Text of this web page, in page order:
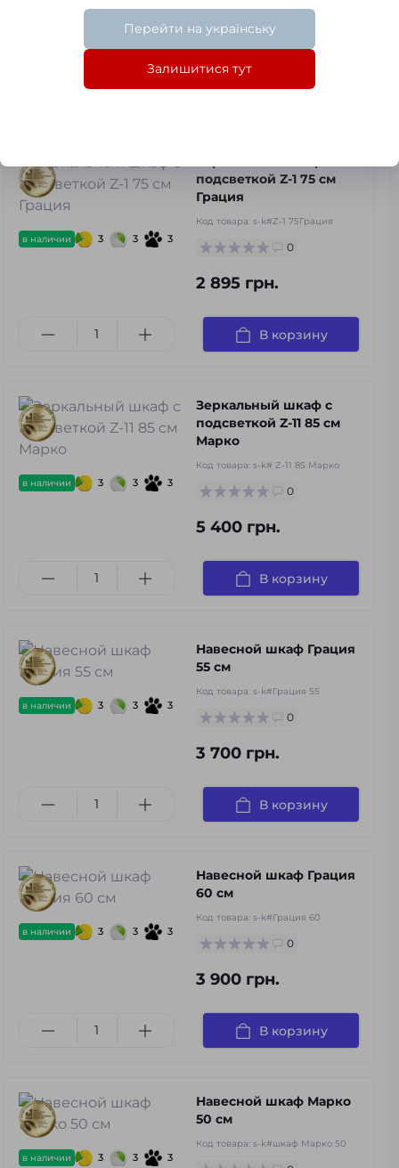
4 300 грн.
В корзину
в наличии 3 3 3
подсветкой Z-1 75 см
Грация
Код товара: s-k#Z-1 75Грация
0
2 895 грн.
В корзину
в наличии 3 3 3
Зеркальный шкаф с
подсветкой Z-11 85 см
Марко
Код товара: s-k# Z-11 85 Марко
0
5 400 грн.
В корзину
в наличии 3 3 3
Навесной шкаф Грация
55 см
Код товара: s-k#Грация 55
0
3 700 грн.
В корзину
в наличии 3 3 3
Навесной шкаф Грация
60 см
Код товара: s-k#Грация 60
0
3 900 грн.
В корзину
в наличии 3 3 3
Навесной шкаф Марко
50 см
Код товара: s-k#шкаф Марко 50
Перейти на українську
Залишитися тут